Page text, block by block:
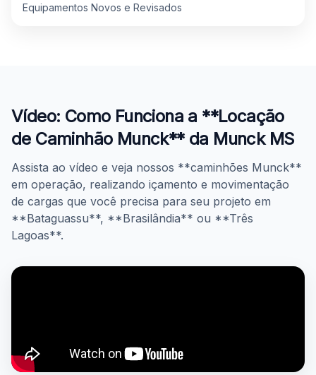
Equipamentos Novos e Revisados
Vídeo: Como Funciona a **Locação
de Caminhão Munck** da Munck MS
Assista ao vídeo e veja nossos **caminhões Munck**
em operação, realizando içamento e movimentação
de cargas que você precisa para seu projeto em
**Bataguassu**, **Brasilândia** ou **Três
Lagoas**.